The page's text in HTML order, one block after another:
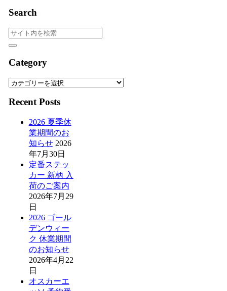
Search
Category
Category
Recent Posts
2026 夏季休
業期間のお
知らせ 2026
年7月30日
定番ステッ
カー 新柄 入
荷のご案内
2026年7月29
日
2026 ゴール
デンウィー
ク 休業期間
のお知らせ
2026年4月22
日
オスカーエ